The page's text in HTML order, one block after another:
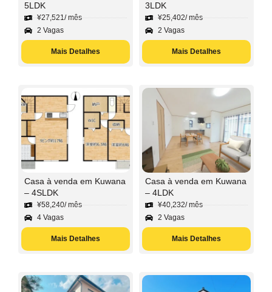
5LDK
¥27,521/ mês
2 Vagas
Mais Detalhes
3LDK
¥25,402/ mês
2 Vagas
Mais Detalhes
Casa à venda em Kuwana
– 4SLDK
¥58,240/ mês
4 Vagas
Mais Detalhes
Casa à venda em Kuwana
– 4LDK
¥40,232/ mês
2 Vagas
Mais Detalhes